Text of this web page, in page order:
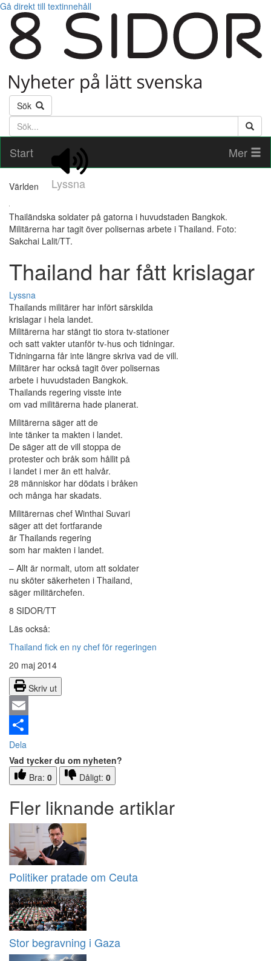
Gå direkt till textinnehåll
Sök
Söktext
Start
Lyssna
Mer
Världen
Thailändska soldater på gatorna i huvudstaden Bangkok.
Militärerna har tagit över polisernas arbete i Thailand. Foto:
Sakchai Lalit/TT.
Thailand har fått krislagar
Lyssna
Thailands militärer har infört särskilda
krislagar i hela landet.
Militärerna har stängt tio stora tv-stationer
och satt vakter utanför tv-hus och tidningar.
Tidningarna får inte längre skriva vad de vill.
Militärer har också tagit över polisernas
arbete i huvudstaden Bangkok.
Thailands regering visste inte
om vad militärerna hade planerat.
Militärerna säger att de
inte tänker ta makten i landet.
De säger att de vill stoppa de
protester och bråk som hållit på
i landet i mer än ett halvår.
28 människor har dödats i bråken
och många har skadats.
Militärernas chef Winthai Suvari
säger att det fortfarande
är Thailands regering
som har makten i landet.
– Allt är normalt, utom att soldater
nu sköter säkerheten i Thailand,
säger militärchefen.
8 SIDOR/TT
Läs också:
Thailand fick en ny chef för regeringen
20 maj 2014
Skriv ut
Email
Dela
Vad tycker du om nyheten?
Bra: 0 Dåligt: 0
Fler liknande artiklar
Politiker pratade om Ceuta
Stor begravning i Gaza